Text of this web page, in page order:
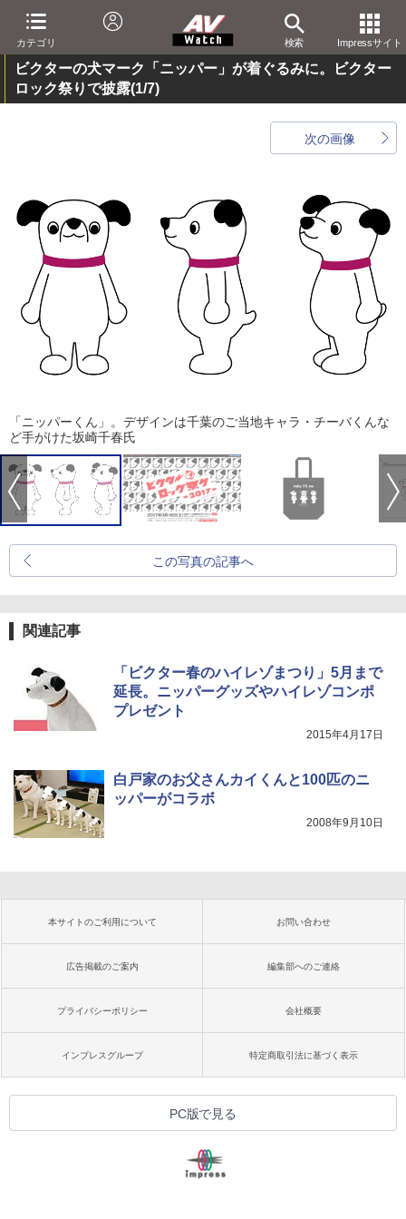
カテゴリ 検索 Impressサイト
ビクターの犬マーク「ニッパー」が着ぐるみに。ビクター
ロック祭りで披露(1/7)
次の画像
「ニッパーくん」。デザインは千葉のご当地キャラ・チーバくんな
ど手がけた坂崎千春氏
この写真の記事へ
関連記事
「ビクター春のハイレゾまつり」5月まで
延長。ニッパーグッズやハイレゾコンポ
プレゼント
2015年4月17日
白戸家のお父さんカイくんと100匹のニ
ッパーがコラボ
2008年9月10日
本サイトのご利用について お問い合わせ
広告掲載のご案内 編集部へのご連絡
プライバシーポリシー 会社概要
インプレスグループ 特定商取引法に基づく表示
PC版で見る